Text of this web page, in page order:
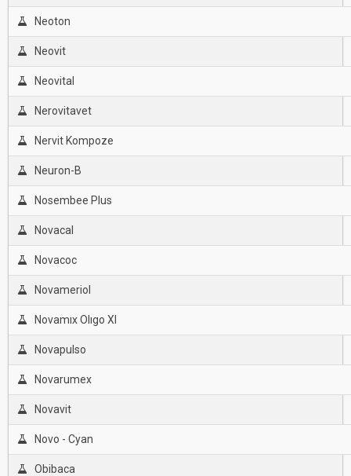
Neoton
Neovit
Neovital
Nerovitavet
Nervit Kompoze
Neuron-B
Nosembee Plus
Novacal
Novacoc
Novameriol
Novamıx Olıgo Xl
Novapulso
Novarumex
Novavit
Novo - Cyan
Obibaca